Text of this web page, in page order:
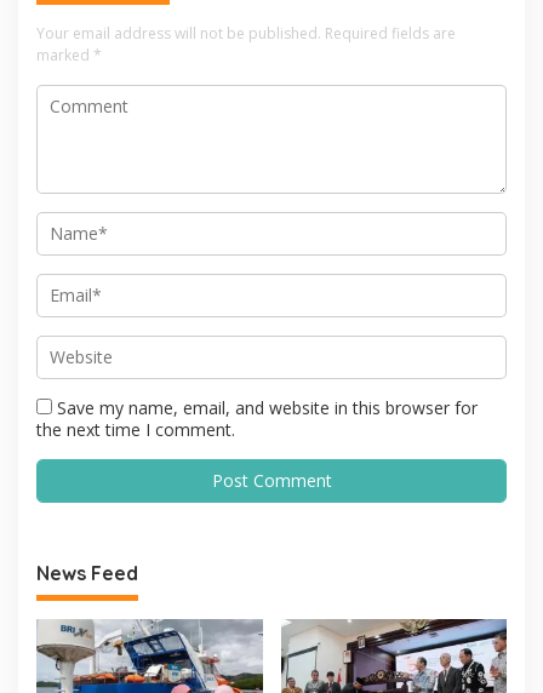
Your email address will not be published. Required fields are
marked *
Save my name, email, and website in this browser for
the next time I comment.
News Feed